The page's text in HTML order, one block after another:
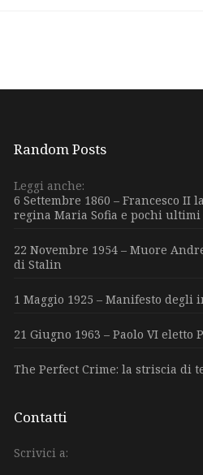
Random Posts
Leggi anche:
6 Settembre 1860 – Francesco II
regina Maria Sofia e pochi
22 Novembre 1954 – Muore
di Stalin
1 Maggio 1925 – Manifesto
21 Giugno 1963 – Paolo VI eletto
The Perfect Crime: la striscia di
Contatti
Scrivici a: